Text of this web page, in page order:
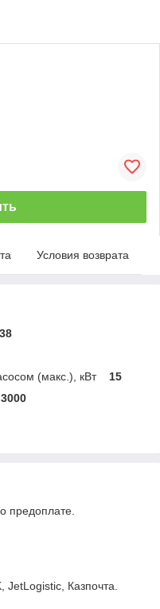
Условия возврата
38
(макс.), кВт 15
3000
предоплате.
Казпочта.